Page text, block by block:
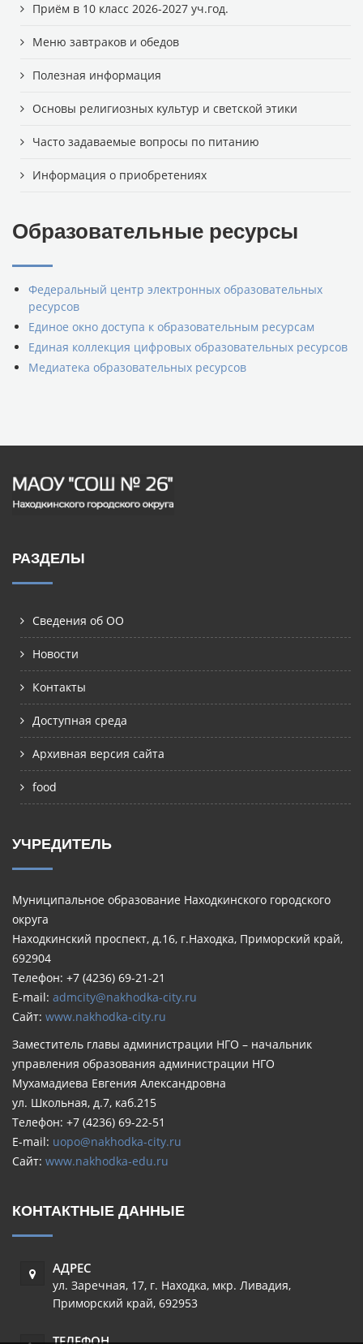
Приём в 10 класс 2026-2027 уч.год.
Меню завтраков и обедов
Полезная информация
Основы религиозных культур и светской этики
Часто задаваемые вопросы по питанию
Информация о приобретениях
Образовательные ресурсы
Федеральный центр электронных образовательных
ресурсов
Единое окно доступа к образовательным ресурсам
Единая коллекция цифровых образовательных ресурсов
Медиатека образовательных ресурсов
РАЗДЕЛЫ
Сведения об ОО
Новости
Контакты
Доступная среда
Архивная версия сайта
food
УЧРЕДИТЕЛЬ
Муниципальное образование Находкинского городского
округа
Находкинский проспект, д.16, г.Находка, Приморский край,
692904
Телефон: +7 (4236) 69-21-21
E-mail: admcity@nakhodka-city.ru
Сайт: www.nakhodka-city.ru
Заместитель главы администрации НГО – начальник
управления образования администрации НГО
Мухамадиева Евгения Александровна
ул. Школьная, д.7, каб.215
Телефон: +7 (4236) 69-22-51
E-mail: uopo@nakhodka-city.ru
Сайт: www.nakhodka-edu.ru
КОНТАКТНЫЕ ДАННЫЕ
АДРЕС
ул. Заречная, 17, г. Находка, мкр. Ливадия,
Приморский край, 692953
ТЕЛЕФОН